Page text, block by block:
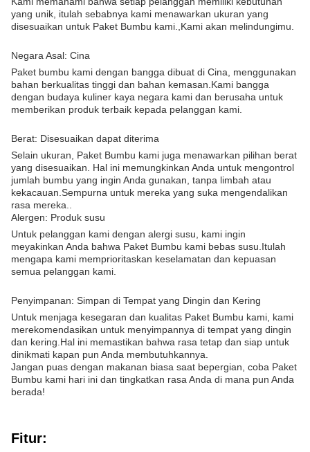
yang unik, itulah sebabnya kami menawarkan ukuran yang
disesuaikan untuk Paket Bumbu kami.,Kami akan melindungimu.
Negara Asal: Cina
Paket bumbu kami dengan bangga dibuat di Cina, menggunakan
bahan berkualitas tinggi dan bahan kemasan.Kami bangga
dengan budaya kuliner kaya negara kami dan berusaha untuk
memberikan produk terbaik kepada pelanggan kami.
Berat: Disesuaikan dapat diterima
Selain ukuran, Paket Bumbu kami juga menawarkan pilihan berat
yang disesuaikan. Hal ini memungkinkan Anda untuk mengontrol
jumlah bumbu yang ingin Anda gunakan, tanpa limbah atau
kekacauan.Sempurna untuk mereka yang suka mengendalikan
rasa mereka..
Alergen: Produk susu
Untuk pelanggan kami dengan alergi susu, kami ingin
meyakinkan Anda bahwa Paket Bumbu kami bebas susu.Itulah
mengapa kami memprioritaskan keselamatan dan kepuasan
semua pelanggan kami.
Penyimpanan: Simpan di Tempat yang Dingin dan Kering
Untuk menjaga kesegaran dan kualitas Paket Bumbu kami, kami
merekomendasikan untuk menyimpannya di tempat yang dingin
dan kering.Hal ini memastikan bahwa rasa tetap dan siap untuk
dinikmati kapan pun Anda membutuhkannya.
Jangan puas dengan makanan biasa saat bepergian, coba Paket
Bumbu kami hari ini dan tingkatkan rasa Anda di mana pun Anda
berada!
Fitur: